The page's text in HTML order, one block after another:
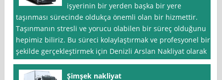
işyerinin bir yerden başka bir yere
taşınması sürecinde oldukça önemli olan bir hizmettir.
Taşınmanın stresli ve yorucu olabilen bir süreç olduğunu
hepimiz biliriz. Bu süreci kolaylaştırmak ve profesyonel bir
şekilde gerçekleştirmek için Denizli Arslan Nakliyat olarak
Şimşek nakliyat